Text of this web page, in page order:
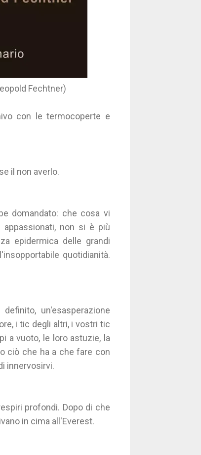
Fechtner)
con le termocoperte e
il non averlo.
domandato: che cosa vi
non si è più
epidermica delle grandi
quotidianità.
un'esasperazione
i tic degli altri, i vostri tic
a vuoto, le loro astuzie, la
ciò che ha a che fare con
innervosirvi.
profondi. Dopo di che
in cima all'Everest.